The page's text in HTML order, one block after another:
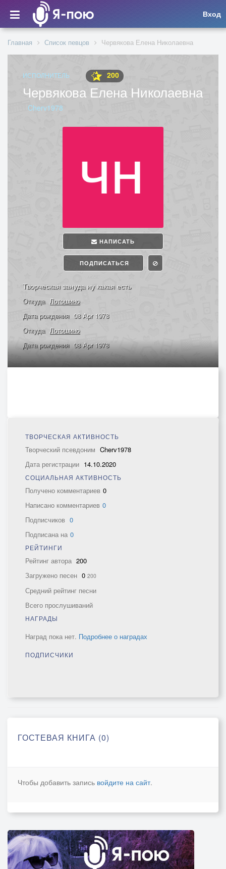
Вход
Главная Список певцов Червякова Елена Николаевна
ИСПОЛНИТЕЛЬ 200
Червякова Елена Николаевна
Cherv1978
НАПИСАТЬ
ПОДПИСАТЬСЯ
Творческая зануда ну какая есть
Откуда Лотошино
Дата рождения 08 Apr 1978
Откуда Лотошино
Дата рождения 08 Apr 1978
ТВОРЧЕСКАЯ АКТИВНОСТЬ
Творческий псевдоним Cherv1978
Дата регистрации 14.10.2020
СОЦИАЛЬНАЯ АКТИВНОСТЬ
Получено комментариев 0
Написано комментариев 0
Подписчиков 0
Подписана на 0
РЕЙТИНГИ
Рейтинг автора 200
Загружено песен 0 200
Средний рейтинг песни
Всего прослушиваний
НАГРАДЫ
Наград пока нет. Подробнее о наградах
ПОДПИСЧИКИ
ГОСТЕВАЯ КНИГА (0)
Чтобы добавить запись войдите на сайт.